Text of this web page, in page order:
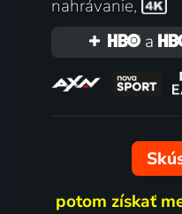
nahrávanie,
a
potom získať